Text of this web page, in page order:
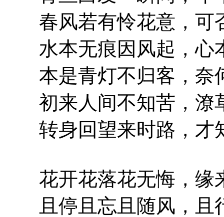
春风若有怜花意，可
水本无痕因风起，心
本是青灯不归客，奈
初来人间不知苦，潦
转身回望来时路，才
花开花落花无悔，缘
且停且忘且随风，且